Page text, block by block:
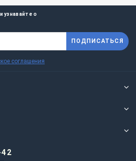
узнавайте о
ПОДПИСАТЬСЯ
соглашения